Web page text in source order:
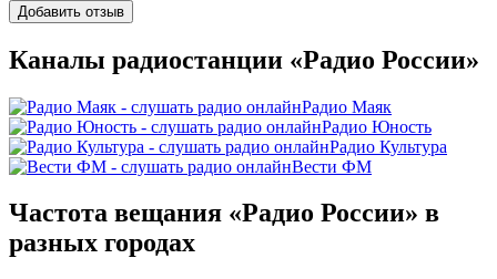
Добавить отзыв
Каналы радиостанции «Радио России»
Радио Маяк
Радио Юность
Радио Культура
Вести ФМ
Частота вещания «Радио России» в
разных городах